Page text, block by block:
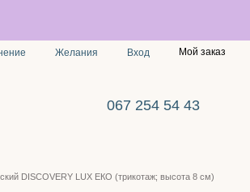
Желания Вход Мой заказ
067 254 54 43
DISСOVERY LUX ЕКО (трикотаж; высота 8 см)